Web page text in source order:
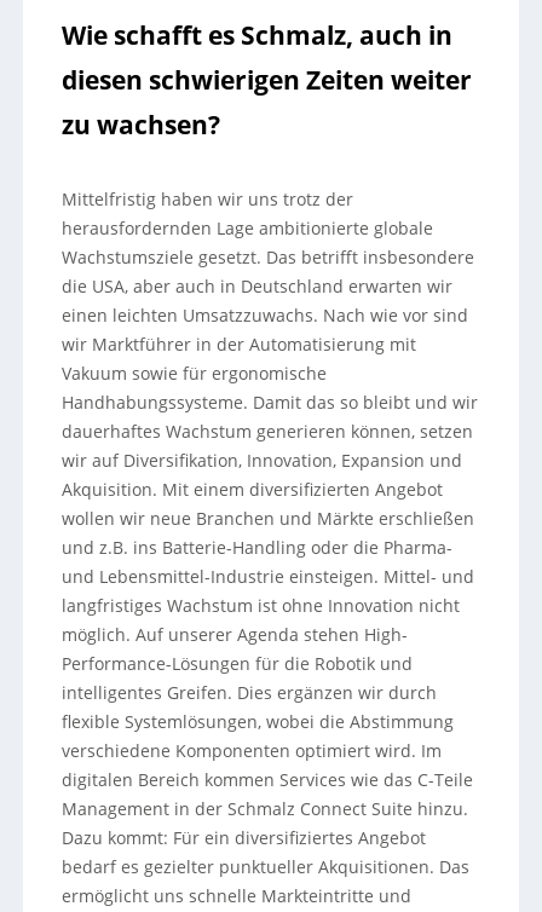
Wie schafft es Schmalz, auch in
diesen schwierigen Zeiten weiter
zu wachsen?
Mittelfristig haben wir uns trotz der
herausfordernden Lage ambitionierte globale
Wachstumsziele gesetzt. Das betrifft insbesondere
die USA, aber auch in Deutschland erwarten wir
einen leichten Umsatzzuwachs. Nach wie vor sind
wir Marktführer in der Automatisierung mit
Vakuum sowie für ergonomische
Handhabungssysteme. Damit das so bleibt und wir
dauerhaftes Wachstum generieren können, setzen
wir auf Diversifikation, Innovation, Expansion und
Akquisition. Mit einem diversifizierten Angebot
wollen wir neue Branchen und Märkte erschließen
und z.B. ins Batterie-Handling oder die Pharma-
und Lebensmittel-Industrie einsteigen. Mittel- und
langfristiges Wachstum ist ohne Innovation nicht
möglich. Auf unserer Agenda stehen High-
Performance-Lösungen für die Robotik und
intelligentes Greifen. Dies ergänzen wir durch
flexible Systemlösungen, wobei die Abstimmung
verschiedene Komponenten optimiert wird. Im
digitalen Bereich kommen Services wie das C-Teile
Management in der Schmalz Connect Suite hinzu.
Dazu kommt: Für ein diversifiziertes Angebot
bedarf es gezielter punktueller Akquisitionen. Das
ermöglicht uns schnelle Markteintritte und